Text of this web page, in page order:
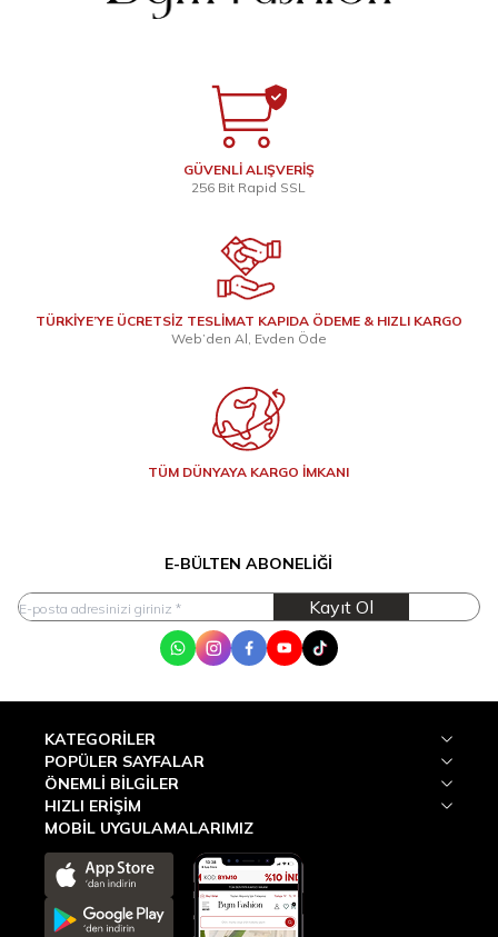
GÜVENLİ ALIŞVERİŞ
256 Bit Rapid SSL
TÜRKİYE’YE ÜCRETSİZ TESLİMAT KAPIDA ÖDEME & HIZLI KARGO
Web’den Al, Evden Öde
TÜM DÜNYAYA KARGO İMKANI
E-BÜLTEN ABONELIĞI
Kayıt Ol
WhatsApp
InstagramFacebook
YoutubeTik Tok
KATEGORILER
POPÜLER SAYFALAR
ÖNEMLI BILGILER
HIZLI ERIŞIM
MOBİL UYGULAMALARIMIZ